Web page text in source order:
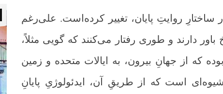
روایتِ پایان، تغییر کرده‌است. علی‌رغم
باور دارند و طوری رفتار می‌کنند که گویی مثلاً،
که از جهانِ بیرون، به ایالات متحده و زمین
است که از طریقِ آن، ایدئولوژیِ پایانِ